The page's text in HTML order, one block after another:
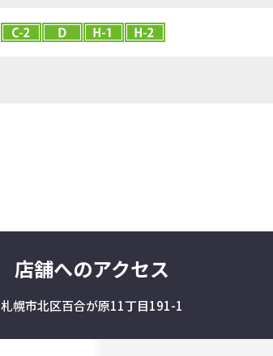
店舗へのアクセス
札幌市北区百合が原11丁目191-1